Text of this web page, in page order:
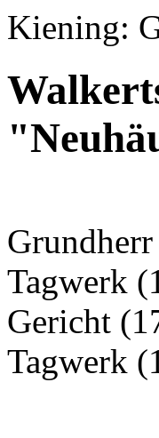
Kiening:
Tagwerk
Gericht
Tagwerk